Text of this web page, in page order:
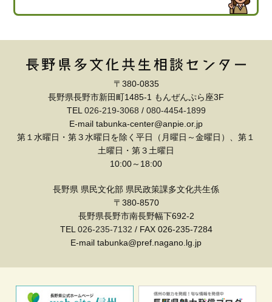
〒380-0835
長野県長野市新田町1485-1 もんぜんぷら座3F
TEL026-219-3068 / 080-4454-1899
E-mail tabunka-center@anpie.or.jp
第１水曜日・第３水曜日を除く平日（月曜日～金曜日）、第１
土曜日・第３土曜日
10:00～18:00
長野県 県民文化部 県民政策課多文化共生係
〒380-8570
長野県長野市南長野幅下692-2
TEL026-235-7132 / FAX 026-235-7284
E-mail tabunka@pref.nagano.lg.jp